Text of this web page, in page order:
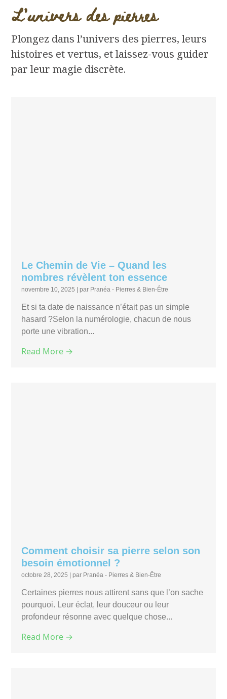
L'univers des pierres
Plongez dans l’univers des pierres, leurs
histoires et vertus, et laissez-vous guider
par leur magie discrète.
Le Chemin de Vie – Quand les
nombres révèlent ton essence
novembre 10, 2025 par Pranéa - Pierres & Bien-Être
Et si ta date de naissance n’était pas un simple
hasard ?Selon la numérologie, chacun de nous
porte une vibration...
Read More →
Comment choisir sa pierre selon son
besoin émotionnel ?
octobre 28, 2025 par Pranéa - Pierres & Bien-Être
Certaines pierres nous attirent sans que l’on sache
pourquoi. Leur éclat, leur douceur ou leur
profondeur résonne avec quelque chose...
Read More →